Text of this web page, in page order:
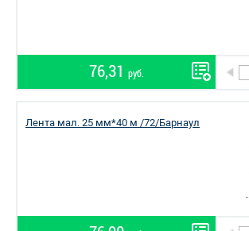
76,31 руб.
Лента мал. 25 мм*40 м /72/Барнаул